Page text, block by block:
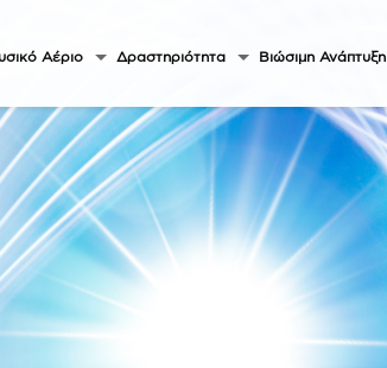
Αέριο Δραστηριότητα Βιώσιμη Ανάπτυξη